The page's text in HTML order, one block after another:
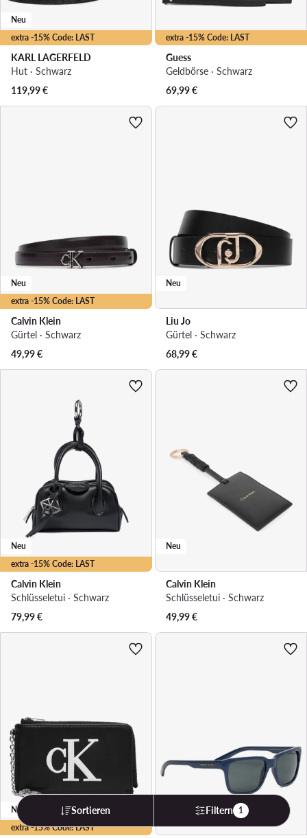
extra -15% Code: LAST
Neu
KARL LAGERFELD
Hut · Schwarz
119,99€
extra -15% Code: LAST
Guess
Geldbörse · Schwarz
69,99€
extra -15% Code: LAST
Neu
Calvin Klein
Gürtel · Schwarz
49,99€
Neu
Liu Jo
Gürtel · Schwarz
68,99€
extra -15% Code: LAST
Neu
Calvin Klein
Schlüsseletui · Schwarz
79,99€
Neu
Calvin Klein
Schlüsseletui · Schwarz
49,99€
extra -15% Code: LAST
Neu Angebot
Sortieren Filtern 1